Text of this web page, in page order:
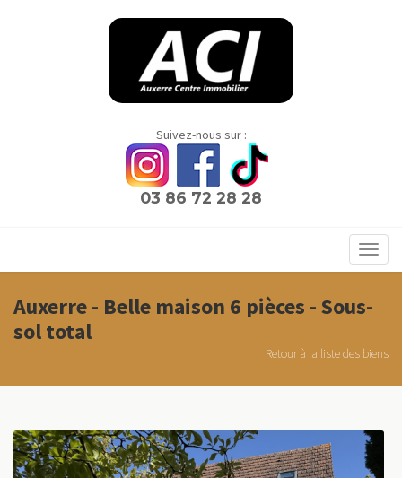
Suivez-nous sur :
03 86 72 28 28
Auxerre - Belle maison 6 pièces - Sous-
sol total
Retour à la liste des biens